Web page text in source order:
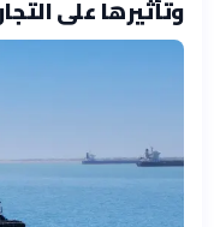
وتأثيرها على